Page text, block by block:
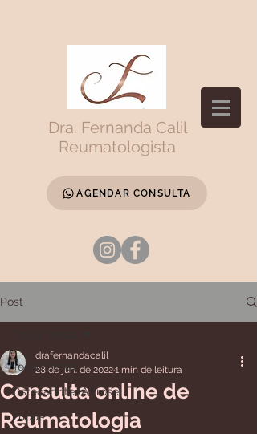
Dra. Fernanda Calil
Reumatologista
AGENDAR CONSULTA
Post
Todos posts
Osteoartrite (Artrose)
Lúpus
Consulta online de
Reumatologia
drafernandacalil
28 de jun. de 20221 min de leitura